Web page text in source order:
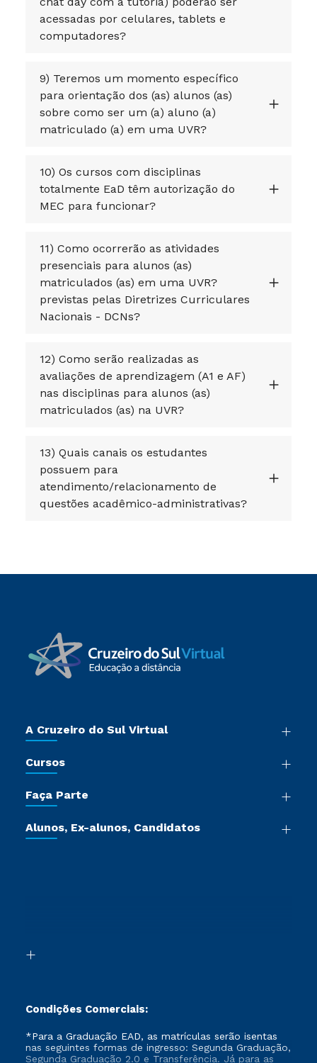
acessadas por celulares, tablets e
computadores?
9) Teremos um momento específico
para orientação dos (as) alunos (as)
sobre como ser um (a) aluno (a)
matriculado (a) em uma UVR?
10) Os cursos com disciplinas
totalmente EaD têm autorização do
MEC para funcionar?
11) Como ocorrerão as atividades
presenciais para alunos (as)
matriculados (as) em uma UVR?
previstas pelas Diretrizes Curriculares
Nacionais - DCNs?
12) Como serão realizadas as
avaliações de aprendizagem (A1 e AF)
nas disciplinas para alunos (as)
matriculados (as) na UVR?
13) Quais canais os estudantes
possuem para
atendimento/relacionamento de
questões acadêmico-administrativas?
A Cruzeiro do Sul Virtual
Sala de Imprensa
Certificadoras
Jornada do Aluno
Cursos
Pós-graduação
Cursos Livres
Faça Parte
Vestibular Redação
Formação Pedagógica - R2
Alunos, Ex-alunos, Candidatos
Condições Comerciais:
*Para a Graduação EAD, as matrículas serão isentas
nas seguintes formas de ingresso: Segunda Graduação,
Segunda Graduação 2.0 e Transferência. Já para as